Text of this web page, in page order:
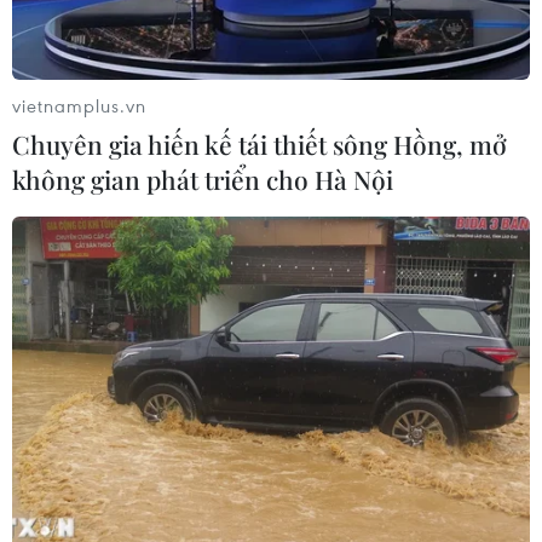
7 tháng năm 2026:
Tổng vốn đầu tư nước ngoài đăng ký
vào Việt Nam tăng 58%
03/08/2026 23:48
Kế hoạch đồng tiền chung Tây Phi
đối mặt thách thức
03/08/2026 23:10
Mỹ bán đồng euro để hỗ trợ Nhật
Bản vực dậy đồng yen
03/08/2026 15:34
vietnamplus.vn
Chuyên gia hiến kế tái thiết sông Hồng, mở
không gian phát triển cho Hà Nội